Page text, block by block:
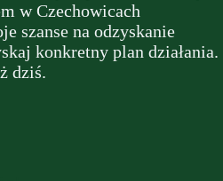
w Czechowicach
szanse na odzyskanie
konkretny plan działania.
dziś.